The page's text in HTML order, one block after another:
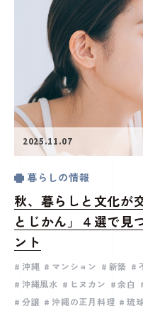
2025.11.07
暮らしの情報
秋、暮らしと文化
とじかん」４選で見
ント
沖縄 マンション 新築
沖縄風水
ヒヌカン 余白
分譲
沖縄の正月料理 琉